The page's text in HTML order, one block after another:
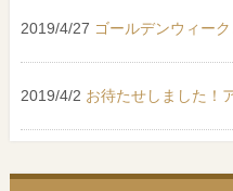
2019/4/27 ゴールデンウィー
2019/4/2 お待たせしました！